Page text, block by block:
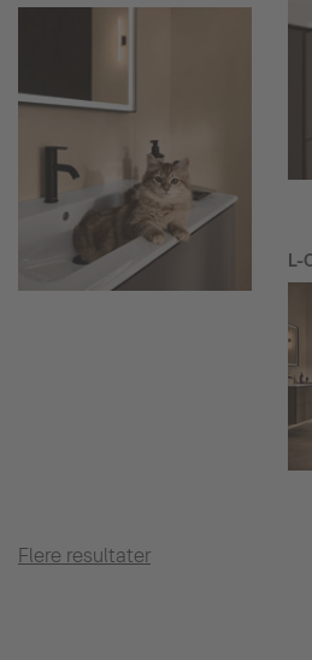
L-
Flere resultater